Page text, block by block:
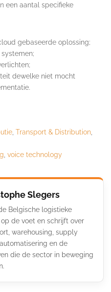
een aantal specifieke
gebaseerde oplossing;
dewelke niet mocht
Transport & Distribution
voice technology
Slegers
Belgische logistieke
de voet en schrijft over
warehousing, supply
en de
die de sector in beweging